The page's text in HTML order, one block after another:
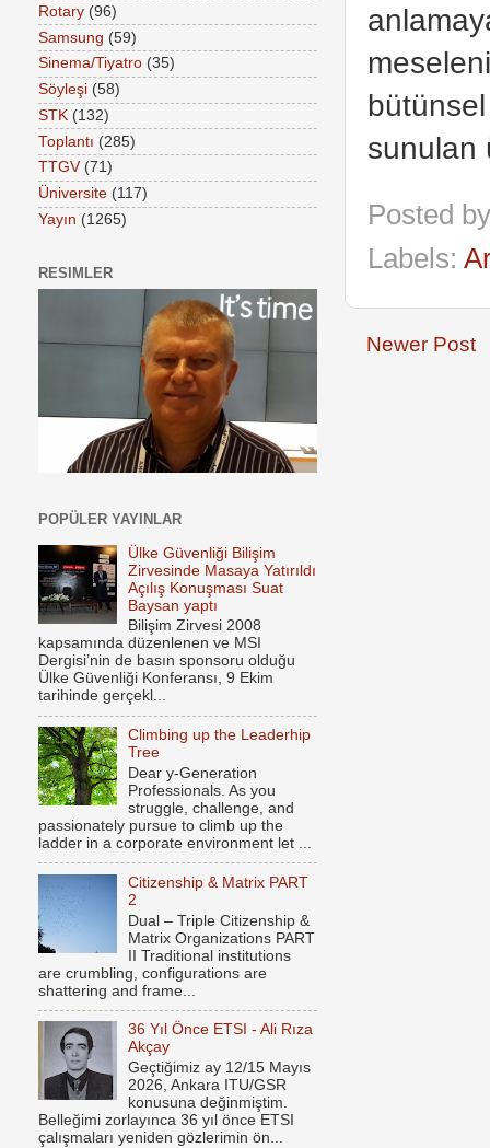
sunulan
Posted
Labels:
Newer Post
Rotary (96)
Samsung (59)
Sinema/Tiyatro (35)
Söyleşi (58)
STK (132)
Toplantı (285)
TTGV (71)
Üniversite (117)
Yayın (1265)
RESIMLER
POPÜLER YAYINLAR
Ülke Güvenliği Bilişim
Zirvesinde Masaya Yatırıldı
Açılış Konuşması Suat
Baysan yaptı
Bilişim Zirvesi 2008
kapsamında düzenlenen ve MSI
Dergisi’nin de basın sponsoru olduğu
Ülke Güvenliği Konferansı, 9 Ekim
tarihinde gerçekl...
Climbing up the Leaderhip
Tree
Dear y-Generation
Professionals. As you
struggle, challenge, and
passionately pursue to climb up the
ladder in a corporate environment let ...
Citizenship & Matrix PART
2
Dual – Triple Citizenship &
Matrix Organizations PART
II Traditional institutions
are crumbling, configurations are
shattering and frame...
36 Yıl Önce ETSI - Ali Rıza
Akçay
Geçtiğimiz ay 12/15 Mayıs
2026, Ankara ITU/GSR
konusuna değinmiştim.
Belleğimi zorlayınca 36 yıl önce ETSI
çalışmaları yeniden gözlerimin ön...